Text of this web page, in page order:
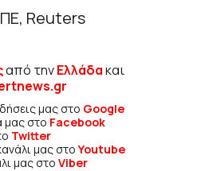
Reuters
από τηνΕλλάδακαι
μας στο Google
μας στο Facebook
Twitter
μας στοYoutube
μας στο Viber